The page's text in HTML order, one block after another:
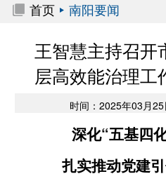
首页
南阳要闻
王智慧主持召开
层高效能治理工
时间：2025年03月
深化“五基四
扎实推动党建